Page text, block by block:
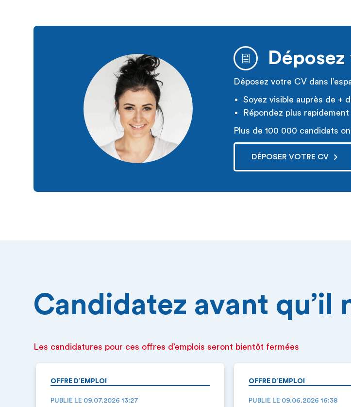
Déposez votre CV dans
Soyez visible auprès de +
Répondez plus
Plus de 100 000 candidats
DÉPOSER VOTRE CV
Candidatez avant qu’il
Les candidatures pour ces offres d’emplois seront bientôt fermées
OFFRE D’EMPLOI
PUBLIÉ LE 09.07.2026 13:27
OFFRE D’EMPLOI
PUBLIÉ LE 09.06.2026 16:38